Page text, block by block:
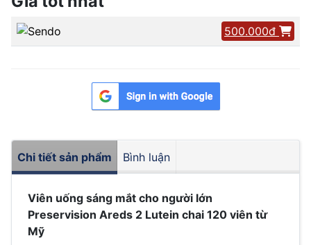
500.000đ
Chi tiết sản phẩm Bình luận
Viên uống sáng mắt cho người lớn
Preservision Areds 2 Lutein chai 120 viên từ
Mỹ